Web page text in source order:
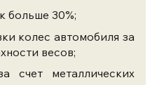
больше 30%;
колес автомобиля за
весов;
счет металлических